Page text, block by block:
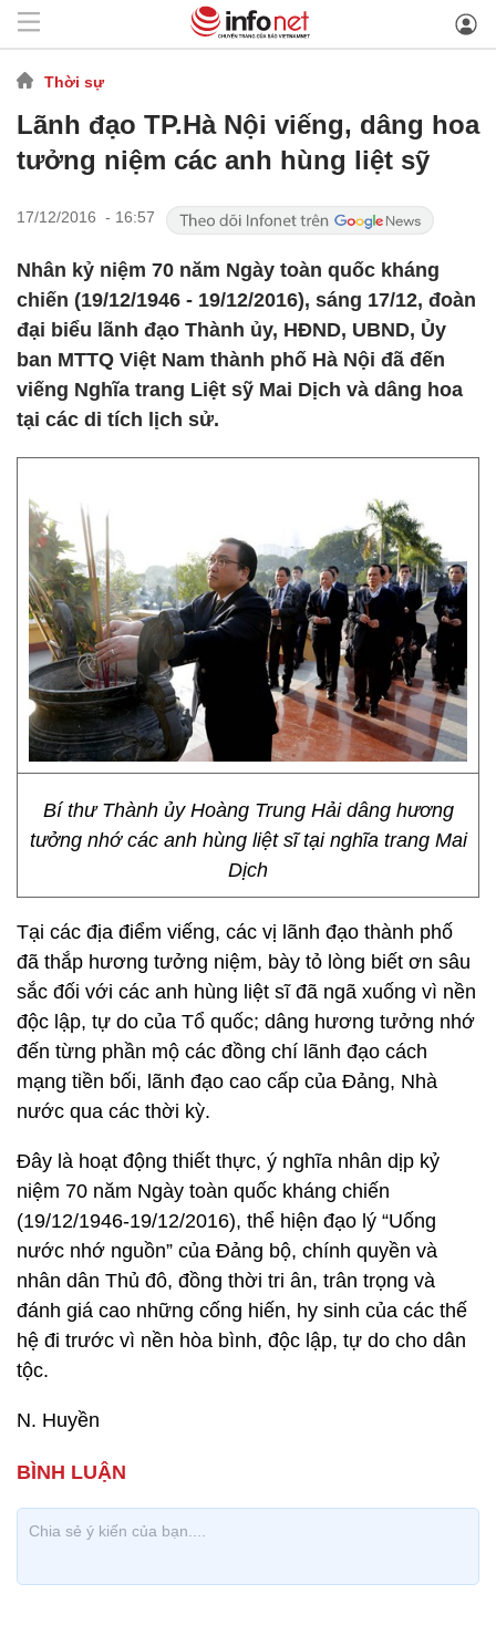
Thời sự
Lãnh đạo TP.Hà Nội viếng, dâng hoa
tưởng niệm các anh hùng liệt sỹ
17/12/2016 - 16:57
Nhân kỷ niệm 70 năm Ngày toàn quốc kháng
chiến (19/12/1946 - 19/12/2016), sáng 17/12, đoàn
đại biểu lãnh đạo Thành ủy, HĐND, UBND, Ủy
ban MTTQ Việt Nam thành phố Hà Nội đã đến
viếng Nghĩa trang Liệt sỹ Mai Dịch và dâng hoa
tại các di tích lịch sử.
Bí thư Thành ủy Hoàng Trung Hải dâng hương
tưởng nhớ các anh hùng liệt sĩ tại nghĩa trang Mai
Dịch
Tại các địa điểm viếng, các vị lãnh đạo thành phố
đã thắp hương tưởng niệm, bày tỏ lòng biết ơn sâu
sắc đối với các anh hùng liệt sĩ đã ngã xuống vì nền
độc lập, tự do của Tổ quốc; dâng hương tưởng nhớ
đến từng phần mộ các đồng chí lãnh đạo cách
mạng tiền bối, lãnh đạo cao cấp của Đảng, Nhà
nước qua các thời kỳ.
Đây là hoạt động thiết thực, ý nghĩa nhân dịp kỷ
niệm 70 năm Ngày toàn quốc kháng chiến
(19/12/1946-19/12/2016), thể hiện đạo lý “Uống
nước nhớ nguồn” của Đảng bộ, chính quyền và
nhân dân Thủ đô, đồng thời tri ân, trân trọng và
đánh giá cao những cống hiến, hy sinh của các thế
hệ đi trước vì nền hòa bình, độc lập, tự do cho dân
tộc.
N. Huyền